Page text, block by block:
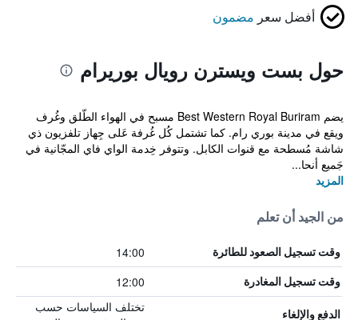
أفضل سعر مضمون
حول بست ويسترن رويال بوريرام
يضم Best Western Royal Buriram مسبح في الهواء الطّلق وغُرف
ويقع في مدينة بوري رام. كما تشتمل كُل غُرفة عَلى جِهاز تلفزيون ذي
شاشة مُسطحة مع قنوات الكابل. وتتوفر خِدمة الواي فاي المجّانية في
جَميع أنحا...
المزيد
من الجيد أن تعلم
وقت تسجيل الصعود للطائرة 14:00
وقت تسجيل المغادرة 12:00
الدفع والإلغاء
تختلف السياسات حسب